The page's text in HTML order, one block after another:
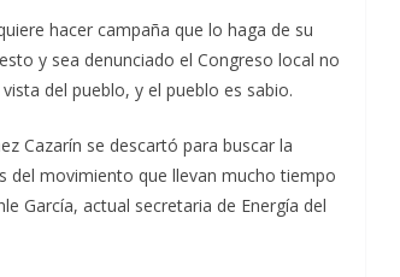
hacer campaña que lo haga de su
y sea denunciado el Congreso local no
del pueblo, y el pueblo es sabio.
Cazarín se descartó para buscar la
del movimiento que llevan mucho tiempo
García, actual secretaria de Energía del